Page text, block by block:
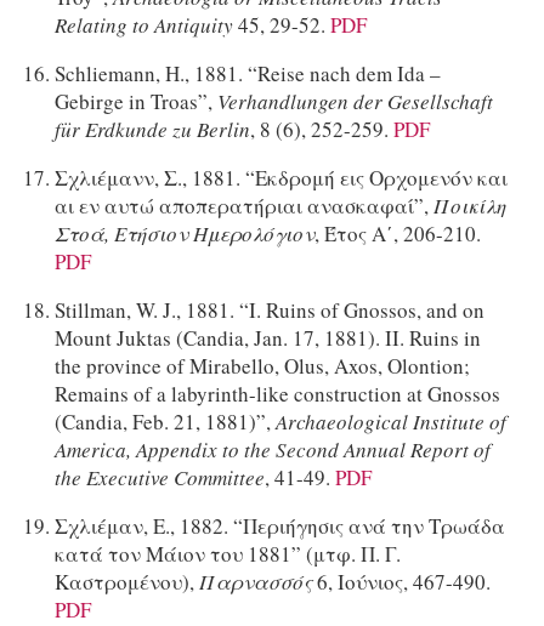
Relating to Antiquity45, 29-52. PDF
Schliemann, H., 1881. “Reise nach dem Ida –
Gebirge in Troas”, Verhandlungen der Gesellschaft
für Erdkunde zu Berlin, 8 (6), 252-259. PDF
Σχλιέμανν, Σ., 1881. “Εκδρομή εις Ορχομενόν και
αι εν αυτώ αποπερατήριαι ανασκαφαί”,Ποικίλη
Στοά, Ετήσιον Ημερολόγιον, Έτος Α΄, 206-210.
PDF
Stillman, W. J., 1881. “I. Ruins of Gnossos, and on
Mount Juktas (Candia, Jan. 17, 1881). II. Ruins in
the province of Mirabello, Olus, Axos, Olontion;
Remains of a labyrinth-like construction at Gnossos
(Candia, Feb. 21, 1881)”,Archaeological Institute of
America, Appendix to the Second Annual Report of
the Executive Committee, 41-49. PDF
Σχλιέμαν, Ε., 1882. “Περιήγησις ανά την Τρωάδα
κατά τον Μάιον του 1881” (μτφ. Π. Γ.
Καστρομένου),Παρνασσός6, Ιούνιος, 467-490.
PDF